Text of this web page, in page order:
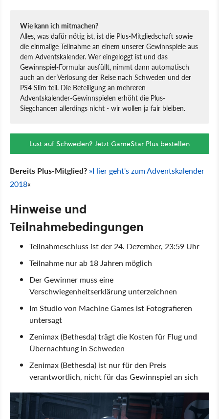
Wie kann ich mitmachen?
Alles, was dafür nötig ist, ist die Plus-Mitgliedschaft sowie
die einmalige Teilnahme an einem unserer Gewinnspiele aus
dem Adventskalender. Wer eingeloggt ist und das
Gewinnspiel-Formular ausfüllt, nimmt dann automatisch
auch an der Verlosung der Reise nach Schweden und der
PS4 Slim teil. Die Beteiligung an mehreren
Adventskalender-Gewinnspielen erhöht die Plus-
Siegchancen allerdings nicht - wir wollen ja fair bleiben.
Lust auf Schweden? Jetzt GameStar Plus bestellen
Bereits Plus-Mitglied? »Hier geht's zum Adventskalender
2018«
Hinweise und
Teilnahmebedingungen
Teilnahmeschluss ist der 24. Dezember, 23:59 Uhr
Teilnahme nur ab 18 Jahren möglich
Der Gewinner muss eine
Verschwiegenheitserklärung unterzeichnen
Im Studio von Machine Games ist Fotografieren
untersagt
Zenimax (Bethesda) trägt die Kosten für Flug und
Übernachtung in Schweden
Zenimax (Bethesda) ist nur für den Preis
verantwortlich, nicht für das Gewinnspiel an sich